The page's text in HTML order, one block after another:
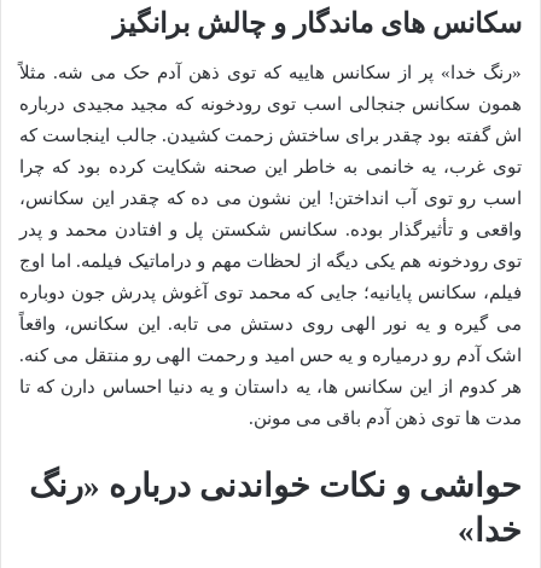
سکانس های ماندگار و چالش برانگیز
«رنگ خدا» پر از سکانس هاییه که توی ذهن آدم حک می شه. مثلاً
همون سکانس جنجالی اسب توی رودخونه که مجید مجیدی درباره
اش گفته بود چقدر برای ساختش زحمت کشیدن. جالب اینجاست که
توی غرب، یه خانمی به خاطر این صحنه شکایت کرده بود که چرا
اسب رو توی آب انداختن! این نشون می ده که چقدر این سکانس،
واقعی و تأثیرگذار بوده. سکانس شکستن پل و افتادن محمد و پدر
توی رودخونه هم یکی دیگه از لحظات مهم و دراماتیک فیلمه. اما اوج
فیلم، سکانس پایانیه؛ جایی که محمد توی آغوش پدرش جون دوباره
می گیره و یه نور الهی روی دستش می تابه. این سکانس، واقعاً
اشک آدم رو درمیاره و یه حس امید و رحمت الهی رو منتقل می کنه.
هر کدوم از این سکانس ها، یه داستان و یه دنیا احساس دارن که تا
مدت ها توی ذهن آدم باقی می مونن.
حواشی و نکات خواندنی درباره «رنگ
خدا»